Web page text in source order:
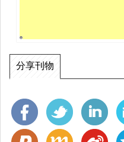
分享刊物